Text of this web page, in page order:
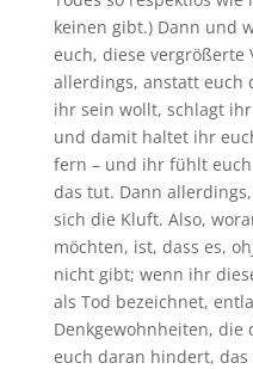
keinen gibt.) Dann und
euch, diese vergrößerte
allerdings, anstatt euch
ihr sein wollt, schlagt
und damit haltet ihr
fern – und ihr fühlt
das tut. Dann
sich die Kluft. Also,
möchten, ist, dass es,
nicht gibt; wenn ihr
als Tod bezeichnet,
Denkgewohnheiten, die
euch daran hindert, das